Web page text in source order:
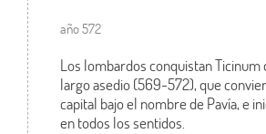
año 572
Los lombardos conquistan Ticinum
largo asedio (569-572), que
capital bajo el nombre de Pavía, e
en todos los sentidos.